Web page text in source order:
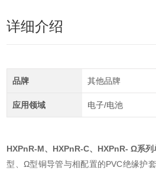
详细介绍
品牌 其他品牌
应用领域 电子/电池
HXPnR-M、HXPnR-C、HXPnR- Ω系
型、Ω型铜导管与相配置的PVC绝缘护